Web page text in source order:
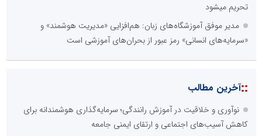
تحریم میشود
مدیر موفق آموزشگاه‌های زبان: هم‌افزایی «مدیریت هوشمند» و
«سرمایه‌های انسانی» رمز عبور از بحران‌های آموزشی است
::آخرین مطالب
نوآوری و خلاقیت در آموزش رانندگی؛ سرمایه‌گذاری هوشمندانه برای
کاهش آسیب‌های اجتماعی و ارتقای ایمنی جامعه